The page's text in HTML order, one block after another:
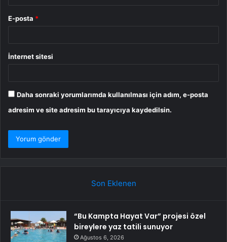
E-posta *
İnternet sitesi
Daha sonraki yorumlarımda kullanılması için adım, e-posta
adresim ve site adresim bu tarayıcıya kaydedilsin.
Son Eklenen
“Bu Kampta Hayat Var” projesi özel
bireylere yaz tatili sunuyor
Ağustos 6, 2026